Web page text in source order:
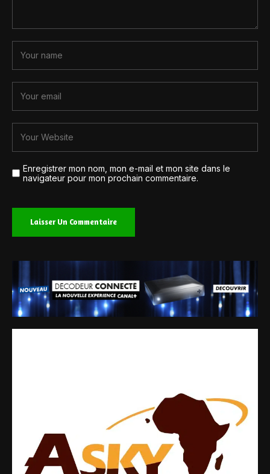
Enregistrer mon nom, mon e-mail et mon site dans le
navigateur pour mon prochain commentaire.